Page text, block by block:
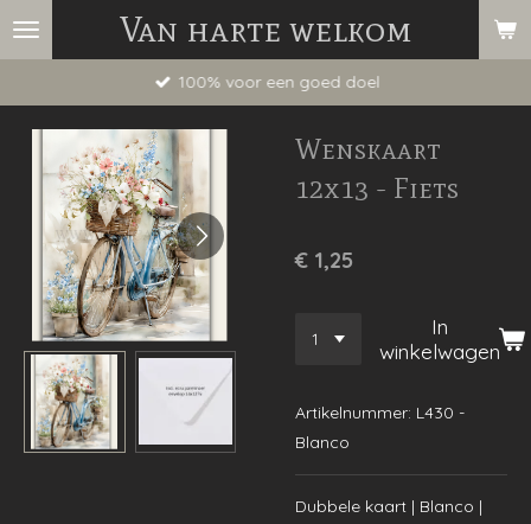
Ga
hoofdinhoud
Van harte welkom
100% voor een goed doel
Wenskaart
12x13 - Fiets
€ 1,25
In
winkelwagen
Artikelnummer: L430 -
Blanco
Dubbele kaart | Blanco |